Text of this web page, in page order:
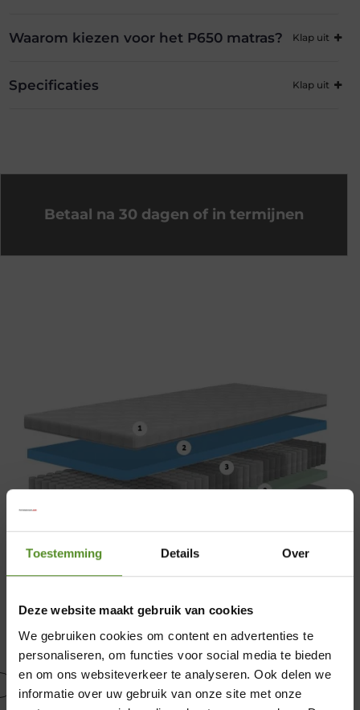
Toestemming Details Over
Deze website maakt gebruik van cookies
We gebruiken cookies om content en advertenties te
personaliseren, om functies voor social media te bieden
en om ons websiteverkeer te analyseren. Ook delen we
informatie over uw gebruik van onze site met onze
Waarom kiezen voor het P650 matras?
Specificaties
Betaal na 30 dagen of in termijnen
Ademende Ultraclimasleep tijk